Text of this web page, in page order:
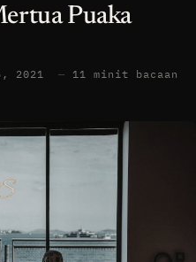
Puaka
2021 — 11 minit bacaan